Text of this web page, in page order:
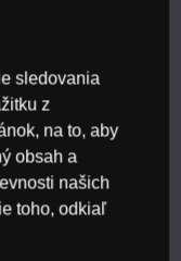
sledovania
z
na to, aby
obsah a
našich
toho, odkiaľ